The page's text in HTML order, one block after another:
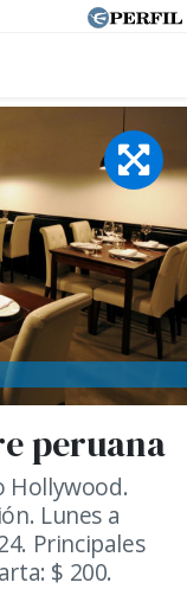
peruana
Hollywood.
Lunes a
Principales
$ 200.